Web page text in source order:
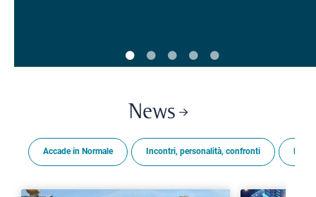
News
Accade in Normale Incontri, personalità, confronti